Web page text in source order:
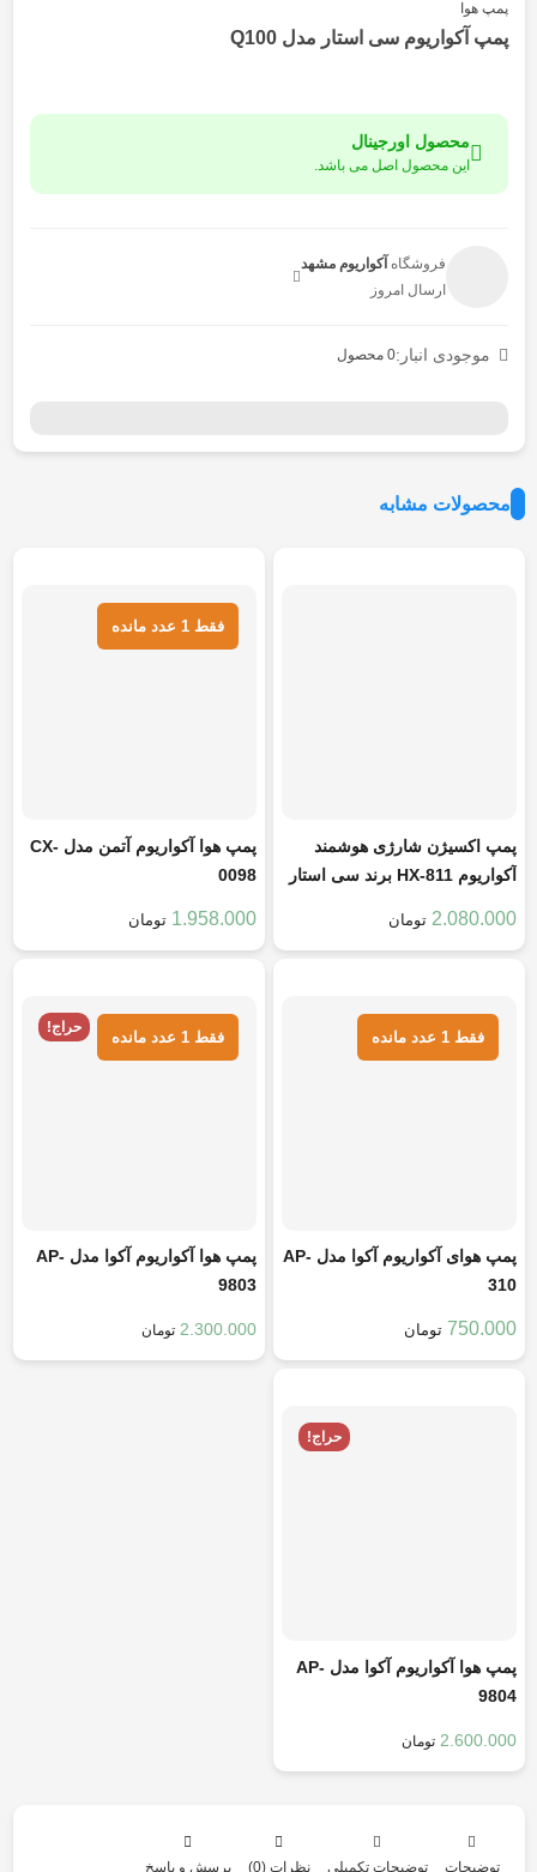
پمپ هوا
پمپ آکواریوم سی استار مدل Q100
محصول اورجینال
این محصول اصل می باشد.
فروشگاه آکواریوم مشهد
ارسال امروز
موجودی انبار:0 محصول
محصولات مشابه
پمپ اکسیژن شارژی هوشمند
آکواریوم HX-811 برند سی استار
تومان2.080.000
فقط 1 عدد مانده
پمپ هوا آکواریوم آتمن مدل CX-
0098
تومان1.958.000
فقط 1 عدد مانده
پمپ هوای آکواریوم آکوا مدل AP-
310
تومان750.000
فقط 1 عدد مانده
حراج!
پمپ هوا آکواریوم آکوا مدل AP-
9803
تومان2.300.000
حراج!
پمپ هوا آکواریوم آکوا مدل AP-
9804
تومان2.600.000
توضیحات توضیحات تکمیلی نظرات (0) پرسش و پاسخ